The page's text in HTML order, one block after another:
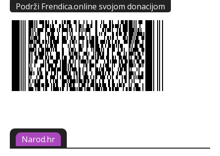
Podrži Frendica.online svojom donacijom
Narod.hr